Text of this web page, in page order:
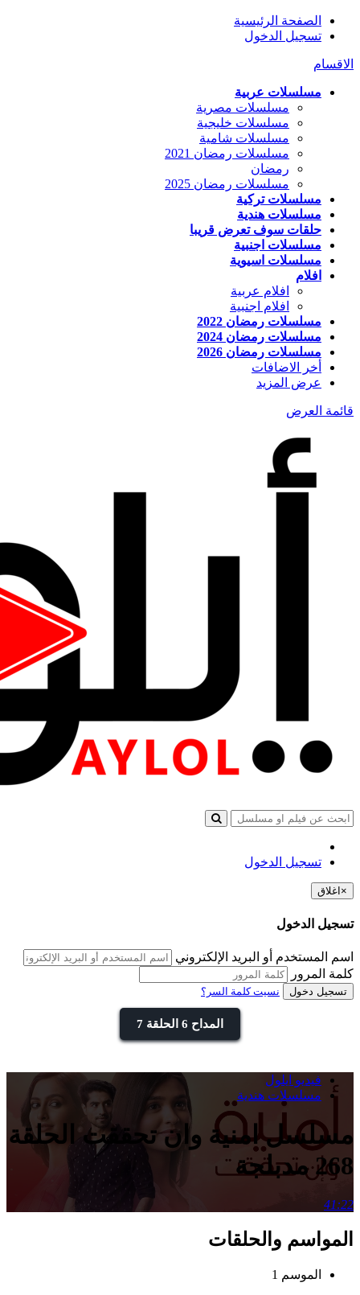
الصفحة الرئيسية
تسجيل الدخول
الاقسام
مسلسلات عربية
مسلسلات مصرية
مسلسلات خليجية
مسلسلات شامية
مسلسلات رمضان 2021
رمضان
مسلسلات رمضان 2025
مسلسلات تركية
مسلسلات هندية
حلقات سوف تعرض قريبا
مسلسلات اجنبية
مسلسلات اسيوية
افلام
افلام عربية
افلام اجنبية
مسلسلات رمضان 2022
مسلسلات رمضان 2024
مسلسلات رمضان 2026
أخر الاضافات
عرض المزيد
قائمة العرض
تسجيل الدخول
× اغلاق
تسجيل الدخول
اسم المستخدم أو البريد الإلكتروني
كلمة المرور
تسجيل دخول نسيت كلمة السر؟
المداح 6 الحلقة 7
فيديو ايلول
مسلسلات هندية
مسلسل امنية وان تحققت الحلقة
268 مدبلجة
41:22
المواسم والحلقات
الموسم 1